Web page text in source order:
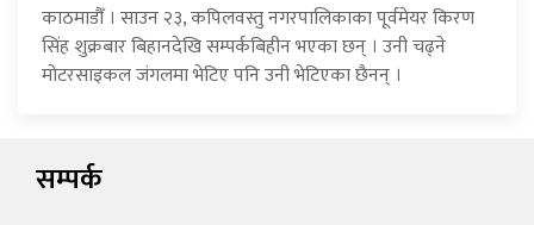
काठमाडौँ । साउन २३, कपिलवस्तु नगरपालिकाका पूर्वमेयर किरण
सिंह शुक्रबार बिहानदेखि सम्पर्कबिहीन भएका छन् । उनी चढ्ने
मोटरसाइकल जंगलमा भेटिए पनि उनी भेटिएका छैनन् ।
सम्पर्क